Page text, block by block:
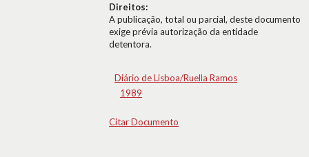
Direitos:
A publicação, total ou parcial, deste documento
exige prévia autorização da entidade
detentora.
Diário de Lisboa/Ruella Ramos
1989
Citar Documento